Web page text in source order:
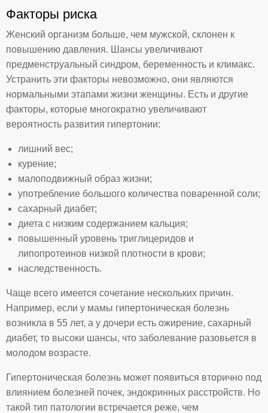
Факторы риска
Женский организм больше, чем мужской, склонен к
повышению давления. Шансы увеличивают
предменструальный синдром, беременность и климакс.
Устранить эти факторы невозможно, они являются
нормальными этапами жизни женщины. Есть и другие
факторы, которые многократно увеличивают
вероятность развития гипертонии:
лишний вес;
курение;
малоподвижный образ жизни;
употребление большого количества поваренной соли;
сахарный диабет;
диета с низким содержанием кальция;
повышенный уровень триглицеридов и
липопротеинов низкой плотности в крови;
наследственность.
Чаще всего имеется сочетание нескольких причин.
Например, если у мамы гипертоническая болезнь
возникла в 55 лет, а у дочери есть ожирение, сахарный
диабет, то высоки шансы, что заболевание разовьется в
молодом возрасте.
Гипертоническая болезнь может появиться вторично под
влиянием болезней почек, эндокринных расстройств. Но
такой тип патологии встречается реже, чем